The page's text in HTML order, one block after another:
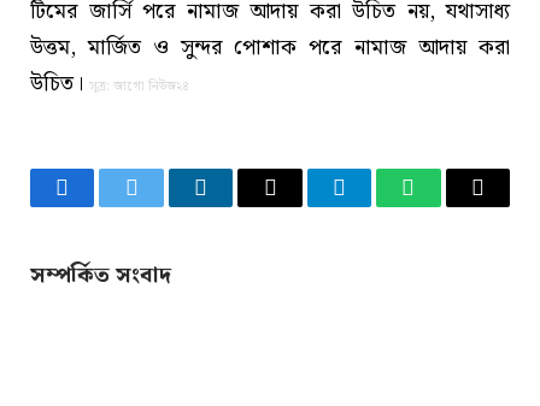
টিমের জার্সি পরে নামাজ আদায় করা উচিত নয়, যথাসাধ্য
উত্তম, মার্জিত ও সুন্দর পোশাক পরে নামাজ আদায় করা
উচিত। সূত্র: জাগো নিউজ২৪
FacebookTwitter LinkedInEmail TelegramWhatsApp
Copy
সম্পর্কিত সংবাদ